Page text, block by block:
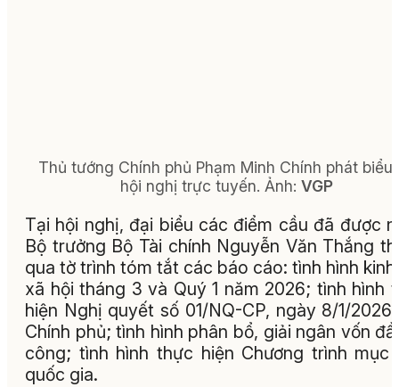
Thủ tướng Chính phủ Phạm Minh Chính phát biểu
hội nghị trực tuyến. Ảnh: VGP
Tại hội nghị, đại biểu các điểm cầu đã được
Bộ trưởng Bộ Tài chính Nguyễn Văn Thắng
qua tờ trình tóm tắt các báo cáo: tình hình
xã hội tháng 3 và Quý 1 năm 2026; tình hình
hiện Nghị quyết số 01/NQ-CP, ngày 8/1/2026
Chính phủ; tình hình phân bổ, giải ngân vốn
công; tình hình thực hiện Chương trình mục
quốc gia.